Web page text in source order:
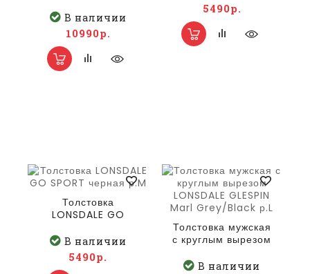
White р.XL
В наличии
10990р.
5490р.
Толстовка
LONSDALE GO
В наличии
5490р.
Толстовка мужская
с круглым вырезом
Marl Grey/Black р.L
В наличии